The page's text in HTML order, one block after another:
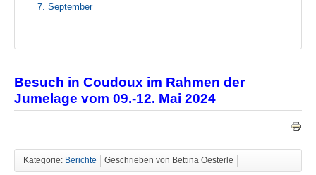
7. September
Besuch in Coudoux im Rahmen der
Jumelage vom 09.-12. Mai 2024
Kategorie: Berichte Geschrieben von Bettina Oesterle